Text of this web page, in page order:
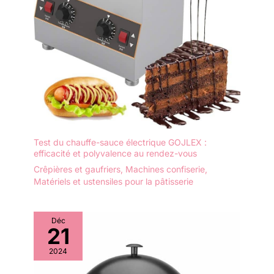
Test du chauffe-sauce électrique GOJLEX :
efficacité et polyvalence au rendez-vous
Crêpières et gaufriers Machines confiserie
Matériels et ustensiles pour la pâtisserie
Déc
21
2024